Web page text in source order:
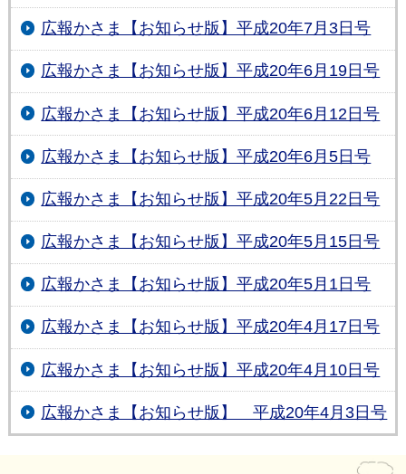
広報かさま【お知らせ版】平成20年7月3日号
広報かさま【お知らせ版】平成20年6月19日号
広報かさま【お知らせ版】平成20年6月12日号
広報かさま【お知らせ版】平成20年6月5日号
広報かさま【お知らせ版】平成20年5月22日号
広報かさま【お知らせ版】平成20年5月15日号
広報かさま【お知らせ版】平成20年5月1日号
広報かさま【お知らせ版】平成20年4月17日号
広報かさま【お知らせ版】平成20年4月10日号
広報かさま【お知らせ版】 平成20年4月3日号